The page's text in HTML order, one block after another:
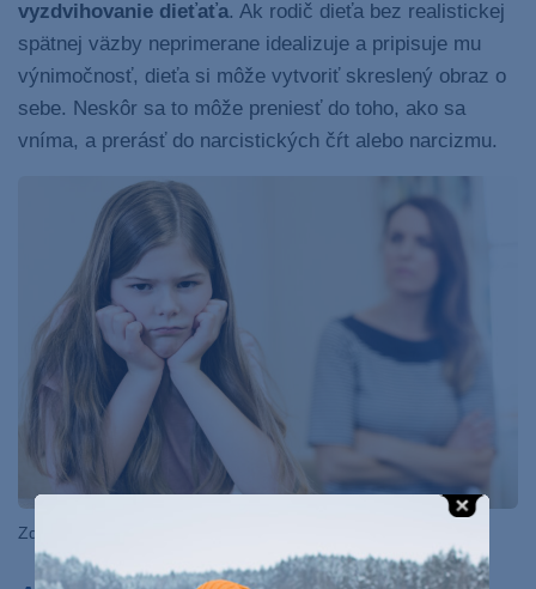
vyzdvihovanie dieťaťa. Ak rodič dieťa bez realistickej
spätnej väzby neprimerane idealizuje a pripisuje mu
výnimočnosť, dieťa si môže vytvoriť skreslený obraz o
sebe. Neskôr sa to môže preniesť do toho, ako sa
vníma, a prerásť do narcistických čŕt alebo narcizmu.
Zdroj: Freepik.com